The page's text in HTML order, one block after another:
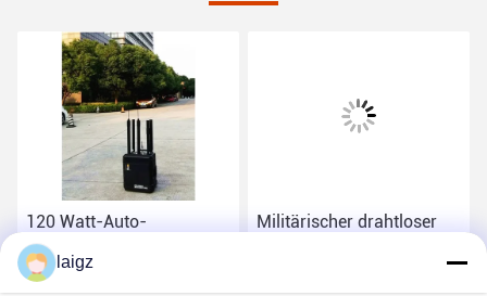
120 Watt-Auto-
Fernsteuerungsstörsender,
Mobile-Störsender 100m
Militärischer drahtloser
laigz